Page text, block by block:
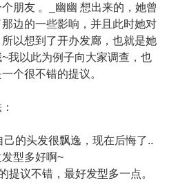
朋友 。_幽幽 想出来的，她曾
边的一些影响，并且此时她对
以想到了开办发廊，也就是她
我以此为例子向大家调查，也
个很不错的提议。
的头发很飘逸，现在后悔了..
型多好啊~
提议不错，最好发型多一点。